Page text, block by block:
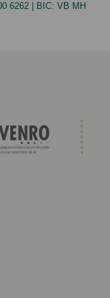
6262 | BIC: VB MH